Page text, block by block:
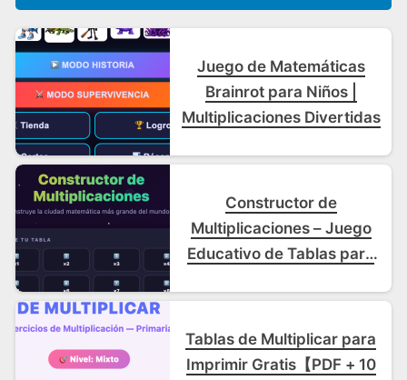
Juego de Matemáticas
Brainrot para Niños |
Multiplicaciones Divertidas
Constructor de
Multiplicaciones – Juego
Educativo de Tablas para
Tablas de Multiplicar para
Imprimir Gratis【PDF + 10